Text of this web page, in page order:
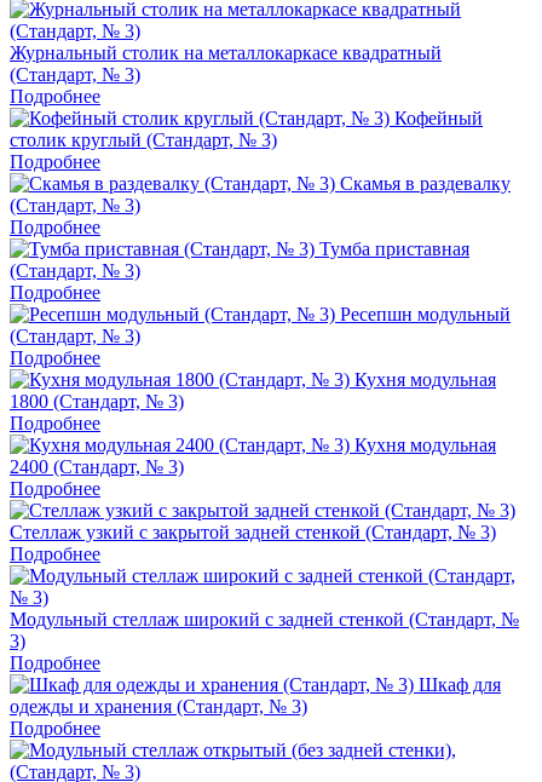
Журнальный столик на металлокаркасе квадратный
(Стандарт, № 3)
Подробнее
Кофейный
столик круглый (Стандарт, № 3)
Подробнее
Скамья в раздевалку
(Стандарт, № 3)
Подробнее
Тумба приставная
(Стандарт, № 3)
Подробнее
Ресепшн модульный
(Стандарт, № 3)
Подробнее
Кухня модульная
1800 (Стандарт, № 3)
Подробнее
Кухня модульная
2400 (Стандарт, № 3)
Подробнее
Стеллаж узкий с закрытой задней стенкой (Стандарт, № 3)
Подробнее
Модульный стеллаж широкий с задней стенкой (Стандарт, №
3)
Подробнее
Шкаф для
одежды и хранения (Стандарт, № 3)
Подробнее